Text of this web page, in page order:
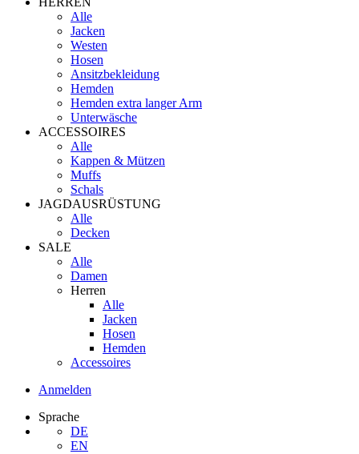
Alle
Jacken
Westen
Hosen
Ansitzbekleidung
Hemden
Hemden extra langer Arm
Unterwäsche
ACCESSOIRES
Alle
Kappen & Mützen
Muffs
Schals
JAGDAUSRÜSTUNG
Alle
Decken
SALE
Alle
Damen
Herren
Alle
Jacken
Hosen
Hemden
Accessoires
Anmelden
Sprache
DE
EN